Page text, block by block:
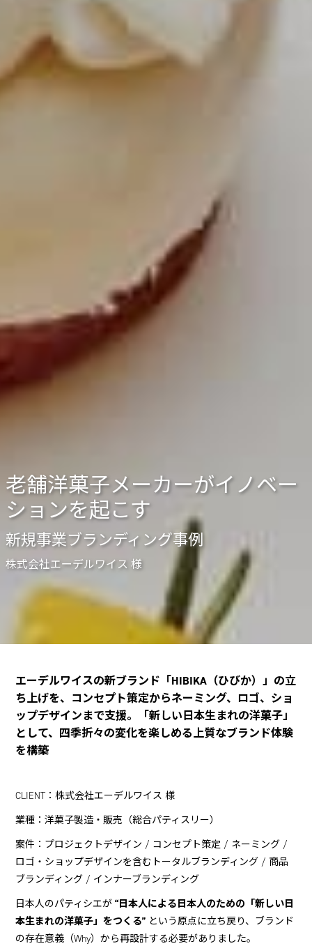
老舗洋菓子メーカーがイノベー
ションを起こす
新規事業ブランディング事例
株式会社エーデルワイス 様
エーデルワイスの新ブランド「HIBIKA（ひびか）」の立
ち上げを、コンセプト策定からネーミング、ロゴ、ショ
ップデザインまで支援。「新しい日本生まれの洋菓子」
として、四季折々の変化を楽しめる上質なブランド体験
を構築
CLIENT：株式会社エーデルワイス 様
業種：洋菓子製造・販売（総合パティスリー）
案件：プロジェクトデザイン / コンセプト策定 / ネーミング /
ロゴ・ショップデザインを含むトータルブランディング / 商品
ブランディング / インナーブランディング
日本人のパティシエが“日本人による日本人のための「新しい日
本生まれの洋菓子」をつくる” という原点に立ち戻り、ブランド
の存在意義（Why）から再設計する必要がありました。